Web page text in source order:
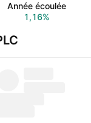
Année écoulée
1,16%